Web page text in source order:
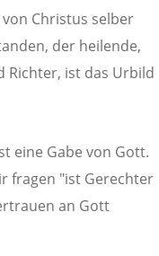
Christus selber
der heilende,
Richter, ist das Urbild
eine Gabe von Gott.
fragen "ist Gerechter
an Gott